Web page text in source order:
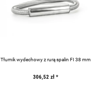
Tłumik wydechowy z rurą spalin FI 38 mm
306,52 zł *